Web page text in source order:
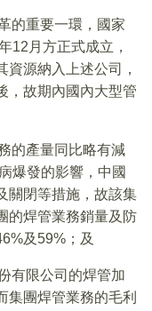
的重要一環，國家
12月方正式成立，
源納入上述公司，
，故期內國內大型管
的產量同比略有減
爆發的影響，中國
關閉等措施，故該集
的焊管業務銷量及防
及59%；及
有限公司的焊管加
集團焊管業務的毛利